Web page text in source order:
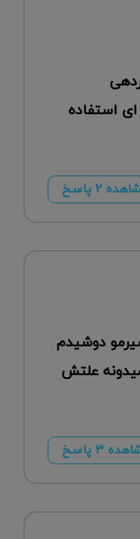
استفاده
۲ پاسخ
دوشیدم
علتش
۳ پاسخ